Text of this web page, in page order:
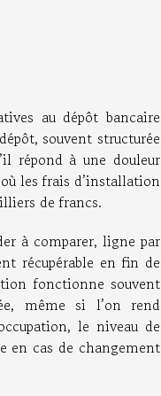
au dépôt bancaire
souvent structurée
répond à une douleur
les frais d’installation
de francs.
à comparer, ligne par
récupérable en fin de
fonctionne souvent
même si l’on rend
le niveau de
en cas de changement